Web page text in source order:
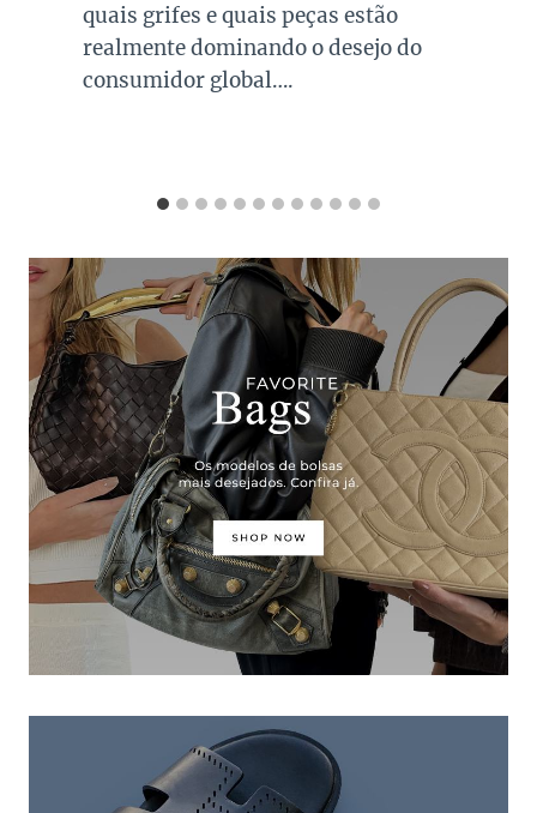
quais grifes e quais peças estão
realmente dominando o desejo do
consumidor global….